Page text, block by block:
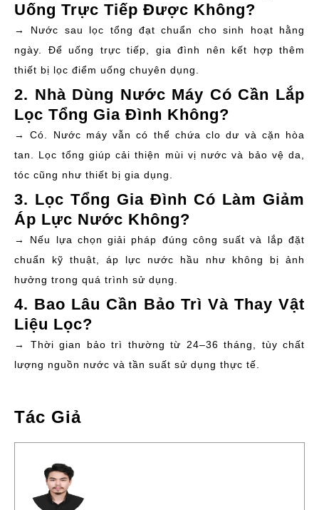
Uống Trực Tiếp Được Không?
→ Nước sau lọc tổng đạt chuẩn cho sinh hoạt hằng
ngày. Để uống trực tiếp, gia đình nên kết hợp thêm
thiết bị lọc điểm uống chuyên dụng.
2. Nhà Dùng Nước Máy Có Cần Lắp
Lọc Tổng Gia Đình Không?
→ Có. Nước máy vẫn có thể chứa clo dư và cặn hòa
tan. Lọc tổng giúp cải thiện mùi vị nước và bảo vệ da,
tóc cũng như thiết bị gia dụng.
3. Lọc Tổng Gia Đình Có Làm Giảm
Áp Lực Nước Không?
→ Nếu lựa chọn giải pháp đúng công suất và lắp đặt
chuẩn kỹ thuật, áp lực nước hầu như không bị ảnh
hưởng trong quá trình sử dụng.
4. Bao Lâu Cần Bảo Trì Và Thay Vật
Liệu Lọc?
→ Thời gian bảo trì thường từ 24–36 tháng, tùy chất
lượng nguồn nước và tần suất sử dụng thực tế.
Tác Giả